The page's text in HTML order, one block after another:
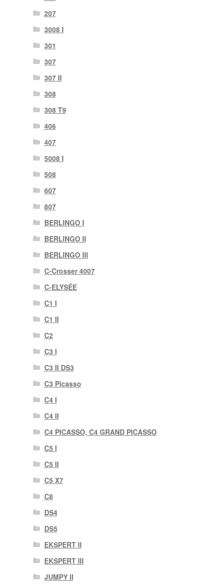
207
3008 I
301
307
307 II
308
308 T9
406
407
5008 I
508
607
807
BERLINGO I
BERLINGO II
BERLINGO III
C-Crosser 4007
C-ELYSÉE
C1 I
C1 II
C2
C3 I
C3 II DS3
C3 Picasso
C4 I
C4 II
C4 PICASSO, C4 GRAND PICASSO
C5 I
C5 II
C5 X7
C8
DS4
DS5
EKSPERT II
EKSPERT III
JUMPY II